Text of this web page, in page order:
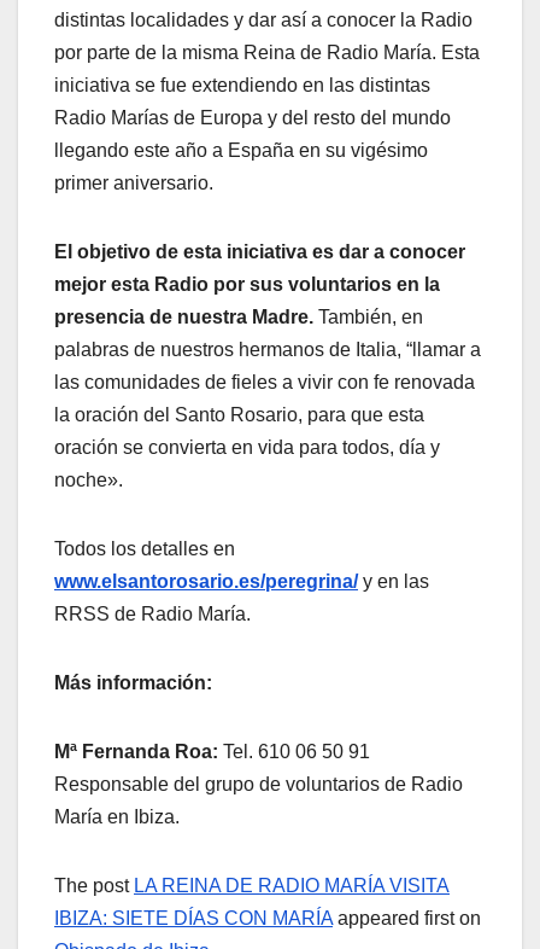
distintas localidades y dar así a conocer la Radio
por parte de la misma Reina de Radio María. Esta
iniciativa se fue extendiendo en las distintas
Radio Marías de Europa y del resto del mundo
llegando este año a España en su vigésimo
primer aniversario.
El objetivo de esta iniciativa es dar a conocer
mejor esta Radio por sus voluntarios en la
presencia de nuestra Madre. También, en
palabras de nuestros hermanos de Italia, “llamar a
las comunidades de fieles a vivir con fe renovada
la oración del Santo Rosario, para que esta
oración se convierta en vida para todos, día y
noche».
Todos los detalles en
www.elsantorosario.es/peregrina/y en las
RRSS de Radio María.
Más información:
Mª Fernanda Roa: Tel. 610 06 50 91
Responsable del grupo de voluntarios de Radio
María en Ibiza.
The post LA REINA DE RADIO MARÍA VISITA
IBIZA: SIETE DÍAS CON MARÍAappeared first on